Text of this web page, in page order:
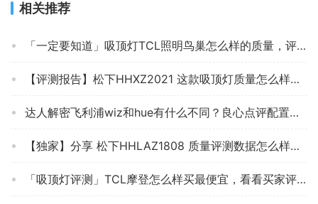
相关推荐
「一定要知道」吸顶灯TCL照明鸟巢怎么样的质量，评测为什么这样？
【评测报告】松下HHXZ2021 这款吸顶灯质量怎么样不好？拆箱分析各项指标解读！
达人解密飞利浦wiz和hue有什么不同？良心点评配置区别
【独家】分享 松下HHLAZ1808 质量评测数据怎么样，这款吸顶灯符合你的要求吗？
「吸顶灯评测」TCL摩登怎么样买最便宜，看看买家评价